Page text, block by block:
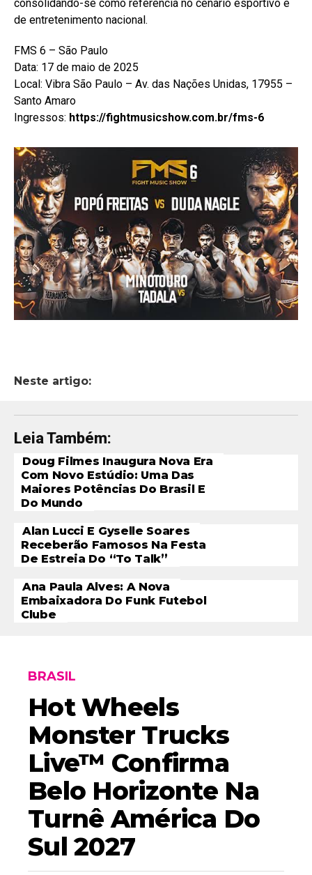
consolidando-se como referência no cenário esportivo e
de entretenimento nacional.
FMS 6 – São Paulo
Data: 17 de maio de 2025
Local: Vibra São Paulo – Av. das Nações Unidas, 17955 –
Santo Amaro
Ingressos: https://fightmusicshow.com.br/fms-6
Neste artigo:
Leia Também:
Doug Filmes Inaugura Nova Era
Com Novo Estúdio: Uma Das
Maiores Potências Do Brasil E
Do Mundo
Alan Lucci E Gyselle Soares
Receberão Famosos Na Festa
De Estreia Do “To Talk”
Ana Paula Alves: A Nova
Embaixadora Do Funk Futebol
Clube
BRASIL
Hot Wheels
Monster Trucks
Live™ Confirma
Belo Horizonte Na
Turnê América Do
Sul 2027